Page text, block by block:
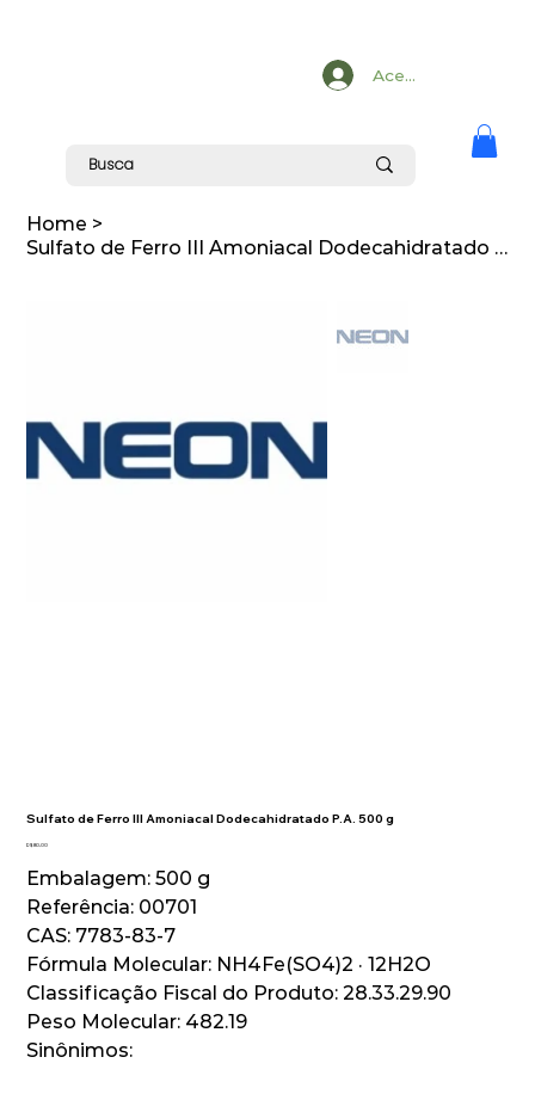
Acesse
Home >
Sulfato de Ferro III Amoniacal Dodecahidratado P.A. 500 g
Sulfato de Ferro III Amoniacal Dodecahidratado P.A. 500 g
Preço
R$ 80,00
Embalagem: 500 g
Referência: 00701
CAS: 7783-83-7
Fórmula Molecular: NH4Fe(SO4)2 · 12H2O
Classificação Fiscal do Produto: 28.33.29.90
Peso Molecular: 482.19
Sinônimos: